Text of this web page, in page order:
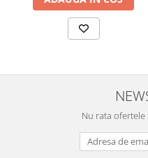
Nu rata